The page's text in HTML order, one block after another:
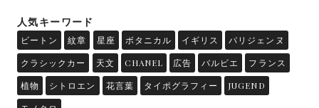
人気キーワード
ビートン 紋章 星座 ボタニカル イギリス
パリジェンヌ
クラシックカー
天文 CHANEL 広告 バルビエ
フランス
植物
シトロエン 花言葉 タイポグラフィー
JUGEND